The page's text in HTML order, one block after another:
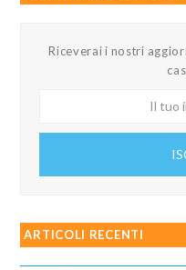
Riceverai i nostri
ARTICOLI RECENTI